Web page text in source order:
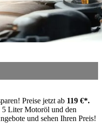
Preise jetzt ab 119 €*.
Liter Motoröl und den
und sehen Ihren Preis!